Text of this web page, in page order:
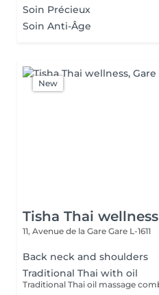
Soin Précieux
Soin Anti-Âge
New
Tisha Thai wellness
11, Avenue de la Gare Gare L-1611
Back neck and shoulders
Traditional Thai with oil